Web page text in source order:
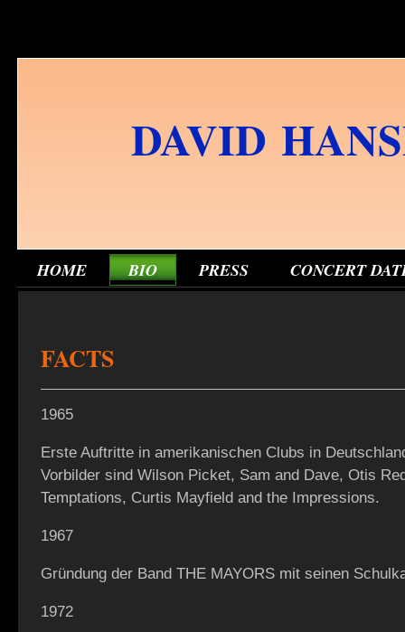
DAVID
HOME BIO PRESS CONCERT
FACTS
1965
Erste Auftritte in amerikanischen Clubs in
Vorbilder sind Wilson Picket, Sam and Dave, Otis
Temptations, Curtis Mayfield and the Impressions.
1967
Gründung der Band THE MAYORS mit seinen
1972